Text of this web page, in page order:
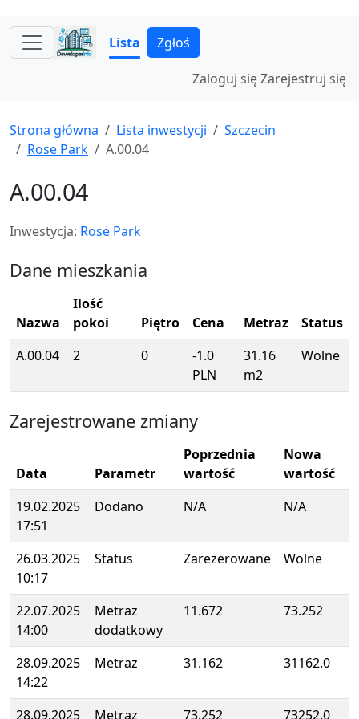
Lista Zgłoś
Zaloguj sięZarejestruj się
Strona główna Lista inwestycji
Szczecin
Rose Park
A.00.04
A.00.04
Inwestycja: Rose Park
Dane mieszkania
Nazwa
Ilość
pokoi
Piętro Cena Metraz
Status
A.00.04
2 0
-1.0
PLN
31.16
m2
Wolne
Zarejestrowane zmiany
Data Parametr
Poprzednia
wartość
Nowa
wartość
19.02.2025
17:51
Dodano N/A N/A
26.03.2025
10:17
Status Zarezerowane Wolne
22.07.2025
14:00
Metraz
dodatkowy
11.672 73.252
28.09.2025
14:22
Metraz 31.162 31162.0
28.09.2025 Metraz 73.252 73252.0